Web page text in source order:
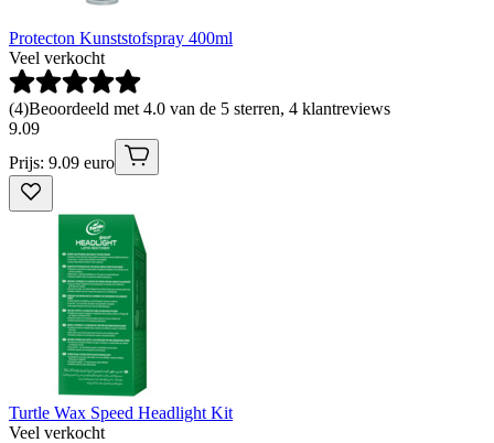
Protecton Kunststofspray 400ml
Veel verkocht
(4)Beoordeeld met 4.0 van de 5 sterren, 4 klantreviews
9.09
Prijs: 9.09 euro
Turtle Wax Speed Headlight Kit
Veel verkocht